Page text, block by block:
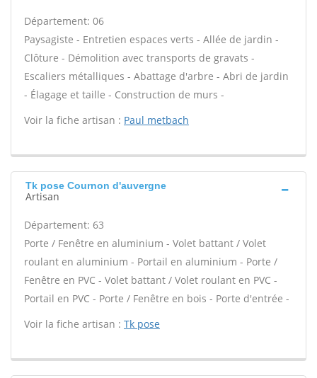
Département: 06
Paysagiste - Entretien espaces verts - Allée de jardin -
Clôture - Démolition avec transports de gravats -
Escaliers métalliques - Abattage d'arbre - Abri de jardin
- Élagage et taille - Construction de murs -
Voir la fiche artisan : Paul metbach
Tk pose Cournon d'auvergne
Artisan
Département: 63
Porte / Fenêtre en aluminium - Volet battant / Volet
roulant en aluminium - Portail en aluminium - Porte /
Fenêtre en PVC - Volet battant / Volet roulant en PVC -
Portail en PVC - Porte / Fenêtre en bois - Porte d'entrée -
Voir la fiche artisan : Tk pose